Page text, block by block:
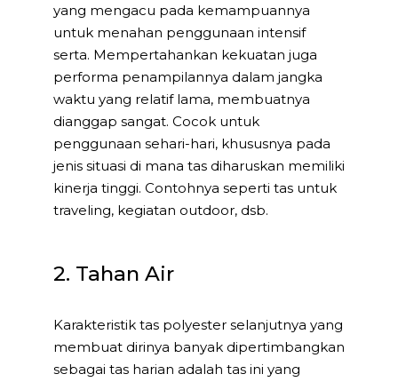
yang mengacu pada kemampuannya
untuk menahan penggunaan intensif
serta. Mempertahankan kekuatan juga
performa penampilannya dalam jangka
waktu yang relatif lama, membuatnya
dianggap sangat. Cocok untuk
penggunaan sehari-hari, khususnya pada
jenis situasi di mana tas diharuskan memiliki
kinerja tinggi. Contohnya seperti tas untuk
traveling, kegiatan outdoor, dsb.
2. Tahan Air
Karakteristik tas polyester selanjutnya yang
membuat dirinya banyak dipertimbangkan
sebagai tas harian adalah tas ini yang